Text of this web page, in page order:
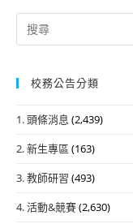
Search
for:
校務公告分類
1. 頭條消息 (2,439)
2. 新生專區 (163)
3. 教師研習 (493)
4. 活動&競賽(2,630)